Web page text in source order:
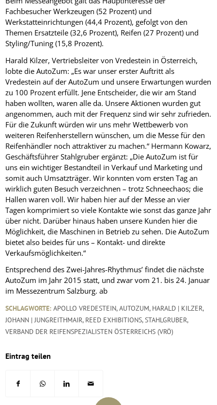
Fachbesucher Werkzeugen (52 Prozent) und
Werkstatteinrichtungen (44,4 Prozent), gefolgt von den
Themen Ersatzteile (32,6 Prozent), Reifen (27 Prozent) und
Styling/Tuning (15,8 Prozent).
Harald Kilzer, Vertriebsleiter von Vredestein in Österreich,
lobte die AutoZum: „Es war unser erster Auftritt als
Vredestein auf der AutoZum und unsere Erwartungen wurden
zu 100 Prozent erfüllt. Jene Entscheider, die wir am Stand
haben wollten, waren alle da. Unsere Aktionen wurden gut
angenommen, auch mit der Frequenz sind wir sehr zufrieden.
Für die Zukunft würden wir uns mehr Wettbewerb von
weiteren Reifenherstellern wünschen, um die Messe für den
Reifenhändler noch attraktiver zu machen.“ Hermann Kowarz,
Geschäftsführer Stahlgruber ergänzt: „Die AutoZum ist für
uns ein wichtiger Bestandteil in Verkauf und Marketing und
somit auch Umsatzträger. Wir konnten vom ersten Tag an
wirklich guten Besuch verzeichnen – trotz Schneechaos; die
Hallen waren voll. Wir haben hier auf der Messe an vier
Tagen komprimiert so viele Kontakte wie sonst das ganze Jahr
über nicht. Darüber hinaus haben unsere Kunden hier die
Möglichkeit, die Maschinen in Betrieb zu sehen. Die AutoZum
bietet also beides für uns – Kontakt- und direkte
Verkaufsmöglichkeiten.“
Entsprechend des Zwei-Jahres-Rhythmus’ findet die nächste
AutoZum im Jahr 2015 statt, und zwar vom 21. bis 24. Januar
im Messezentrum Salzburg.ab
SCHLAGWORTE: APOLLO VREDESTEIN,AUTOZUM, HARALD | KILZER,
JOHANN | JUNGREITHMAIR, REED EXHIBITIONS,STAHLGRUBER,
VERBAND DER REIFENSPEZIALISTEN ÖSTERREICHS (VRÖ)
Eintrag teilen